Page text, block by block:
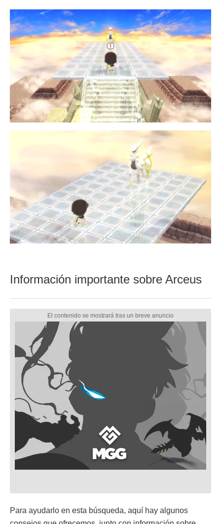
Información importante sobre Arceus
Para ayudarlo en esta búsqueda, aquí hay algunos